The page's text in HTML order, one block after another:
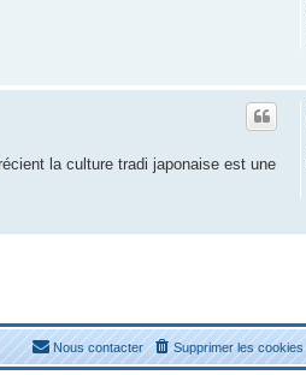
la culture tradi japonaise est une
Supprimer les cookies
Nous contacter